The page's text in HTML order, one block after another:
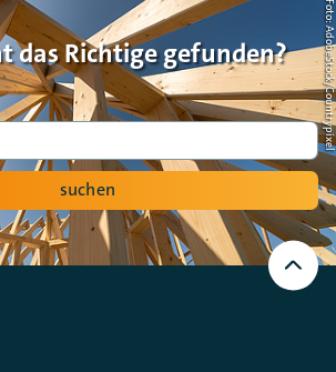
das Richtige gefunden?
suchen
Foto: AdobeStock/Countrypixel
Nach
oben
Scrollen